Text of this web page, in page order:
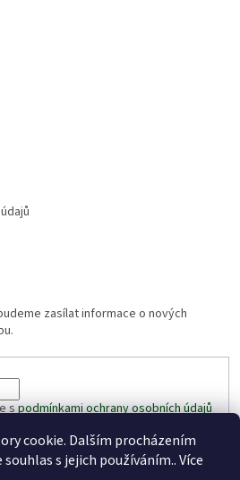
cookie. Dalším procházením
s jejich používáním.. Více
zasílat informace o nových
spodmínkami ochrany osobních údajů